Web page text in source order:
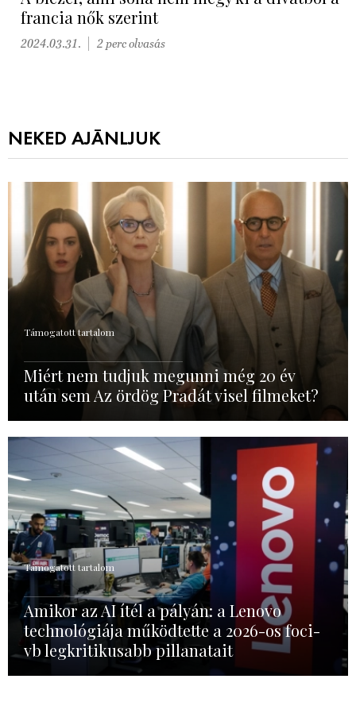
francia nők szerint
2024.03.31. 2 perc olvasás
NEKED AJÁNLJUK
Támogatott tartalom
Miért nem tudjuk megunni még 20 év
után sem Az ördög Pradát visel filmeket?
Támogatott tartalom
Amikor az AI ítél a pályán: a Lenovo
technológiája működtette a 2026-os foci-
vb legkritikusabb pillanatait